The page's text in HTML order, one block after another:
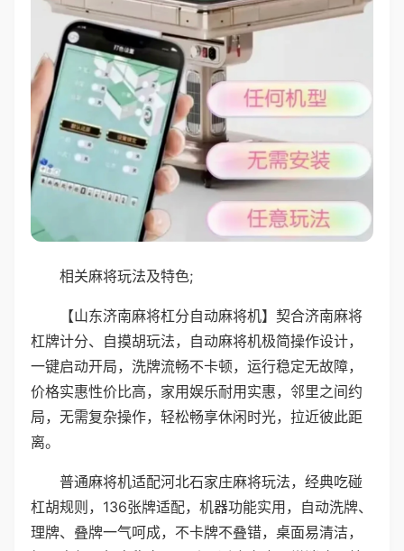
相关麻将玩法及特色;
【山东济南麻将杠分自动麻将机】契合济南麻将
杠牌计分、自摸胡玩法，自动麻将机极简操作设计，
一键启动开局，洗牌流畅不卡顿，运行稳定无故障，
价格实惠性价比高，家用娱乐耐用实惠，邻里之间约
局，无需复杂操作，轻松畅享休闲时光，拉近彼此距
离。
普通麻将机适配河北石家庄麻将玩法，经典吃碰
杠胡规则，136张牌适配，机器功能实用，自动洗牌、
理牌、叠牌一气呵成，不卡牌不叠错，桌面易清洁，